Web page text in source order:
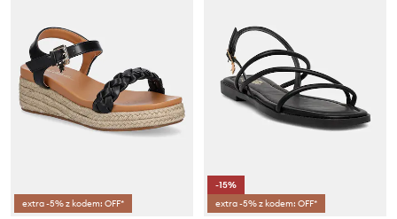
extra -5% z kodem: OFF*
-15%
extra -5% z kodem: OFF*